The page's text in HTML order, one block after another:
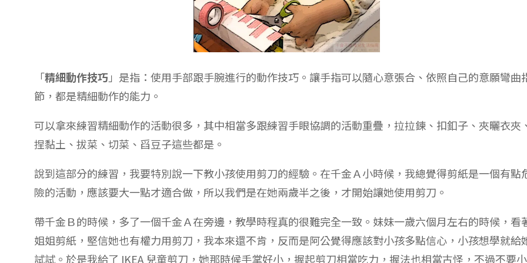
「精細動作技巧 」是指：使用手部跟手腕進行的動作技巧。讓手指可以隨心意張合、依照自己的意願彎曲
節，都是精細動作的能力。
可以拿來練習精細動作的活動很多，其中相當多跟練習手眼協調的活動重疊，拉拉鍊、扣釦子、夾曬衣夾
捏黏土、拔菜、切菜、舀豆子這些都是。
說到這部分的練習，我要特別說一下教小孩使用剪刀的經驗。在千金Ａ小時候，我總覺得剪紙是一個有點
險的活動，應該要大一點才適合做，所以我們是在她兩歲半之後，才開始讓她使用剪刀。
帶千金Ｂ的時候，多了一個千金Ａ在旁邊，教學時程真的很難完全一致。妹妹一歲六個月左右的時候，看
姐姐剪紙，堅信她也有權力用剪刀，我本來還不肯，反而是阿公覺得應該對小孩多點信心，小孩想學就給
試試。於是我給了 IKEA 兒童剪刀，她那時候手掌好小，握起剪刀相當吃力，握法也相當古怪，不過不要